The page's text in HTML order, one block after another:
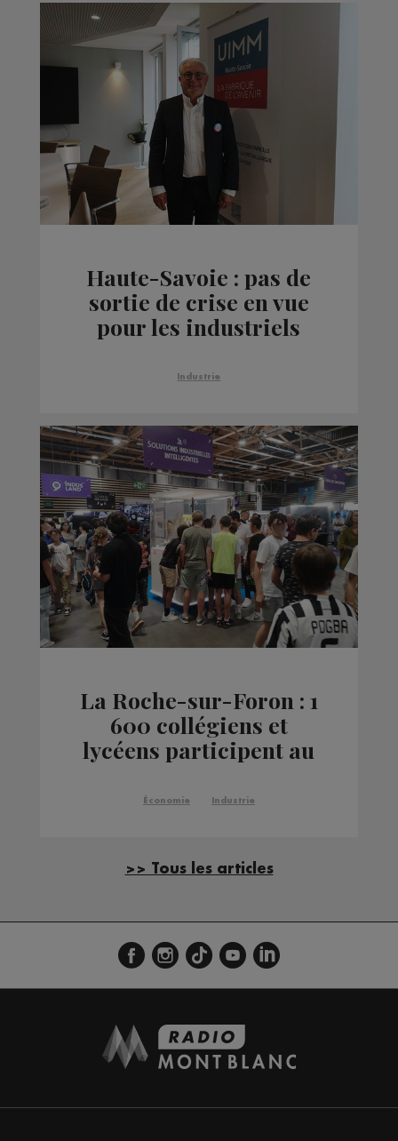
Haute-Savoie : pas de
sortie de crise en vue
pour les industriels
Industrie
La Roche-sur-Foron : 1
600 collégiens et
lycéens participent au
Économie Industrie
>> Tous les articles